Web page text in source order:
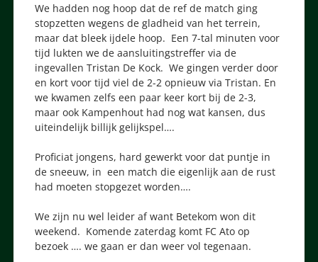
We hadden nog hoop dat de ref de match ging
stopzetten wegens de gladheid van het terrein,
maar dat bleek ijdele hoop. Een 7-tal minuten voor
tijd lukten we de aansluitingstreffer via de
ingevallen Tristan De Kock. We gingen verder door
en kort voor tijd viel de 2-2 opnieuw via Tristan. En
we kwamen zelfs een paar keer kort bij de 2-3,
maar ook Kampenhout had nog wat kansen, dus
uiteindelijk billijk gelijkspel….
Proficiat jongens, hard gewerkt voor dat puntje in
de sneeuw, in een match die eigenlijk aan de rust
had moeten stopgezet worden….
We zijn nu wel leider af want Betekom won dit
weekend. Komende zaterdag komt FC Ato op
bezoek …. we gaan er dan weer vol tegenaan.